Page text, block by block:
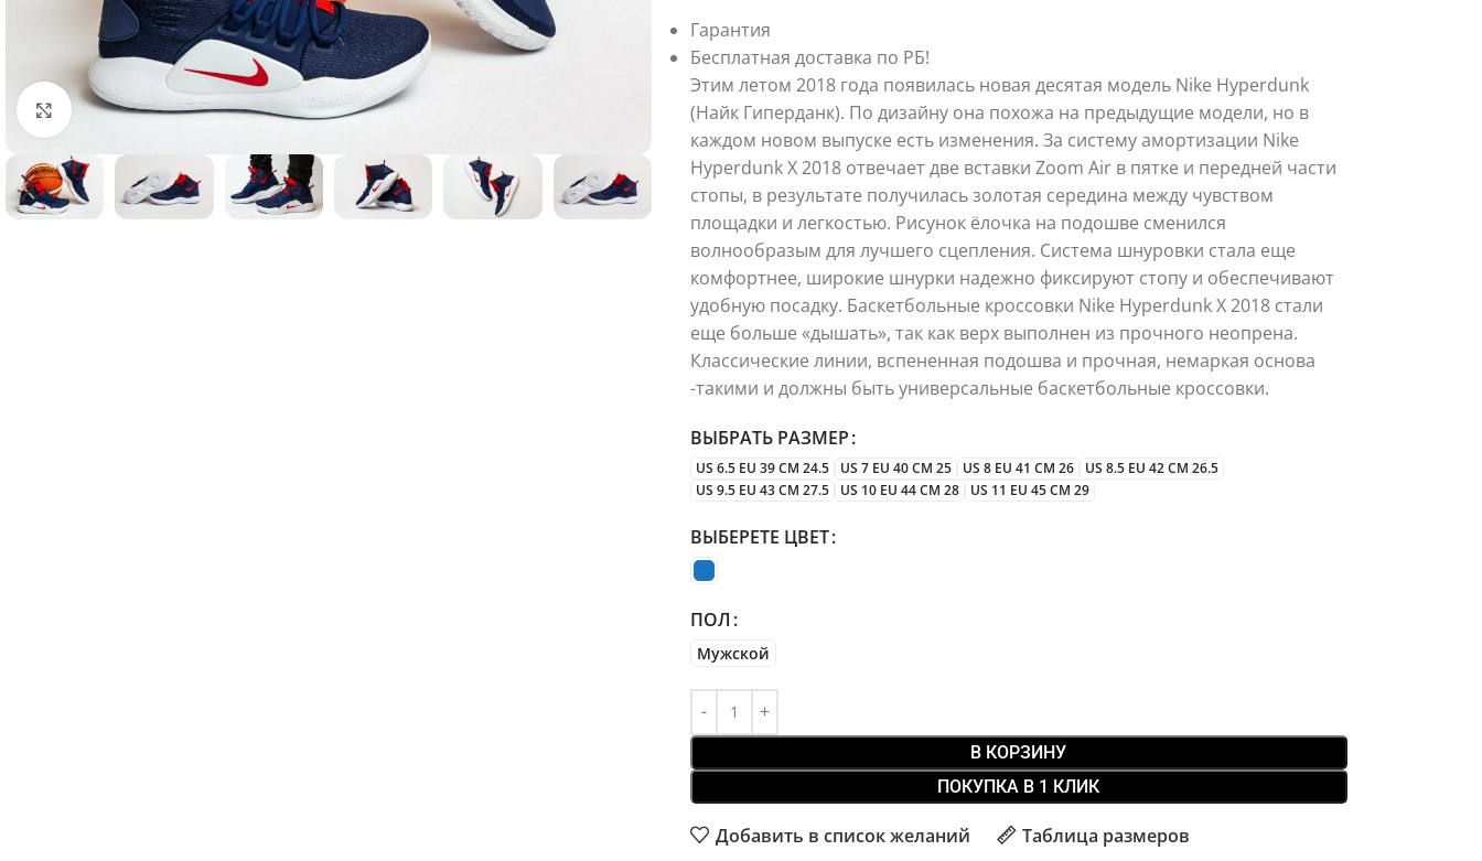
Нажмите, чтобы увеличить
Гарантия
Бесплатная доставка по РБ!
Этим летом 2018 года появилась новая десятая модель Nike Hyperdunk
(Найк Гиперданк). По дизайну она похожа на предыдущие модели, но в
каждом новом выпуске есть изменения. За систему амортизации Nike
Hyperdunk X 2018 отвечает две вставки Zoom Air в пятке и передней части
стопы, в результате получилась золотая середина между чувством
площадки и легкостью. Рисунок ёлочка на подошве сменился
волнообразым для лучшего сцепления. Система шнуровки стала еще
комфортнее, широкие шнурки надежно фиксируют стопу и обеспечивают
удобную посадку. Баскетбольные кроссовки Nike Hyperdunk X 2018 стали
еще больше «дышать», так как верх выполнен из прочного неопрена.
Классические линии, вспененная подошва и прочная, немаркая основа
-такими и должны быть универсальные баскетбольные кроссовки.
ВЫБРАТЬ РАЗМЕР
US 6.5 EU 39 CM 24.5 US 7 EU 40 CM 25 US 8 EU 41 CM 26
US 8.5 EU 42 CM 26.5
US 9.5 EU 43 CM 27.5
US 10 EU 44 CM 28 US 11 EU 45 CM 29
ВЫБЕРЕТЕ ЦВЕТ
ПОЛ
Мужской
В КОРЗИНУ
ПОКУПКА В 1 КЛИК
Добавить в список желаний Таблица размеров